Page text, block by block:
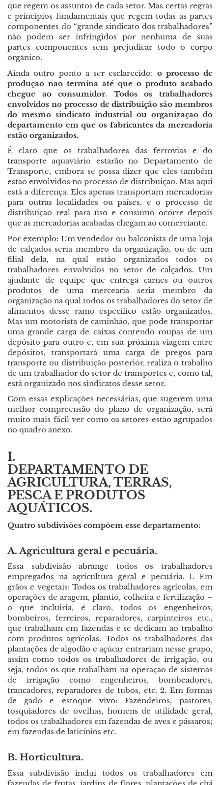
que regem os assuntos de cada setor. Mas certas regras
e princípios fundamentais que regem todas as partes
componentes do “grande sindicato dos trabalhadores”
não podem ser infringidos por nenhuma de suas
partes componentes sem prejudicar todo o corpo
orgânico.
Ainda outro ponto a ser esclarecido: o processo de
produção não termina até que o produto acabado
chegue ao consumidor. Todos os trabalhadores
envolvidos no processo de distribuição são membros
do mesmo sindicato industrial ou organização do
departamento em que os fabricantes da mercadoria
estão organizados.
É claro que os trabalhadores das ferrovias e do
transporte aquaviário estarão no Departamento de
Transporte, embora se possa dizer que eles também
estão envolvidos no processo de distribuição. Mas aqui
está a diferença. Eles apenas transportam mercadorias
para outras localidades ou países, e o processo de
distribuição real para uso e consumo ocorre depois
que as mercadorias acabadas chegam ao comerciante.
Por exemplo: Um vendedor ou balconista de uma loja
de calçados seria membro da organização, ou de um
filial dela, na qual estão organizados todos os
trabalhadores envolvidos no setor de calçados. Um
ajudante de equipe que entrega carnes ou outros
produtos de uma mercearia seria membro da
organização na qual todos os trabalhadores do setor de
alimentos desse ramo específico estão organizados.
Mas um motorista de caminhão, que pode transportar
uma grande carga de caixas contendo roupas de um
depósito para outro e, em sua próxima viagem entre
depósitos, transportará uma carga de pregos para
transporte ou distribuição posterior, realiza o trabalho
de um trabalhador do setor de transportes e, como tal,
está organizado nos sindicatos desse setor.
Com essas explicações necessárias, que sugerem uma
melhor compreensão do plano de organização, será
muito mais fácil ver como os setores estão agrupados
no quadro anexo.
I.
DEPARTAMENTO DE
AGRICULTURA, TERRAS,
PESCA E PRODUTOS
AQUÁTICOS.
Quatro subdivisões compõem esse departamento:
A. Agricultura geral e pecuária.
Essa subdivisão abrange todos os trabalhadores
empregados na agricultura geral e pecuária. 1. Em
grãos e vegetais: Todos os trabalhadores agrícolas, em
operações de aragem, plantio, colheita e fertilização –
o que incluiria, é claro, todos os engenheiros,
bombeiros, ferreiros, reparadores, carpinteiros etc.,
que trabalham em fazendas e se dedicam ao trabalho
com produtos agrícolas. Todos os trabalhadores das
plantações de algodão e açúcar entrariam nesse grupo,
assim como todos os trabalhadores de irrigação, ou
seja, todos os que trabalham na operação de sistemas
de irrigação como engenheiros, bombeadores,
trancadores, reparadores de tubos, etc. 2. Em formas
de gado e estoque vivo: Fazendeiros, pastores,
tosquiadores de ovelhas, homens de utilidade geral,
todos os trabalhadores em fazendas de aves e pássaros;
em fazendas de laticínios etc.
B. Horticultura.
Essa subdivisão inclui todos os trabalhadores em